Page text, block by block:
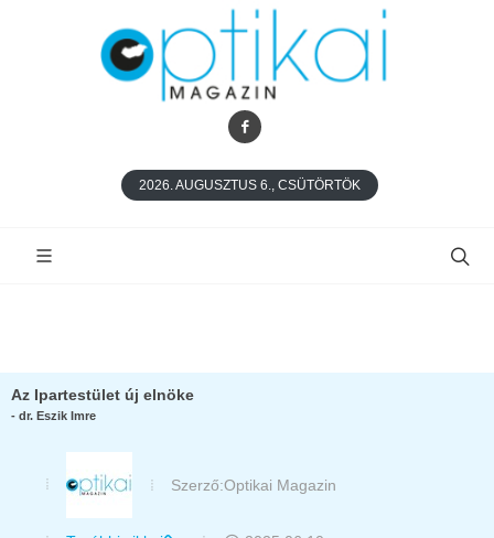
2026. AUGUSZTUS 6., CSÜTÖRTÖK
Az Ipartestület új elnöke
- dr. Eszik Imre
Szerző:Optikai Magazin